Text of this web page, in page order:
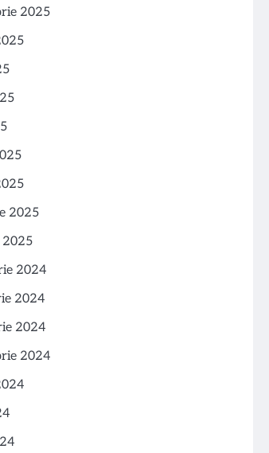
2025
2025
2025
2024
2024
2024
2024